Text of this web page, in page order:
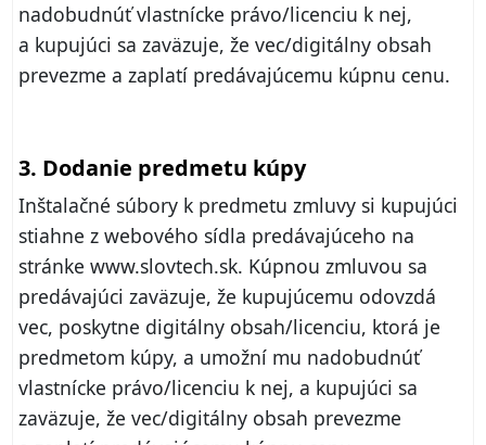
nadobudnúť vlastnícke právo/licenciu k nej,
a kupujúci sa zaväzuje, že vec/digitálny obsah
prevezme a zaplatí predávajúcemu kúpnu cenu.
3. Dodanie predmetu kúpy
Inštalačné súbory k predmetu zmluvy si kupujúci
stiahne z webového sídla predávajúceho na
stránke www.slovtech.sk. Kúpnou zmluvou sa
predávajúci zaväzuje, že kupujúcemu odovzdá
vec, poskytne digitálny obsah/licenciu, ktorá je
predmetom kúpy, a umožní mu nadobudnúť
vlastnícke právo/licenciu k nej, a kupujúci sa
zaväzuje, že vec/digitálny obsah prevezme